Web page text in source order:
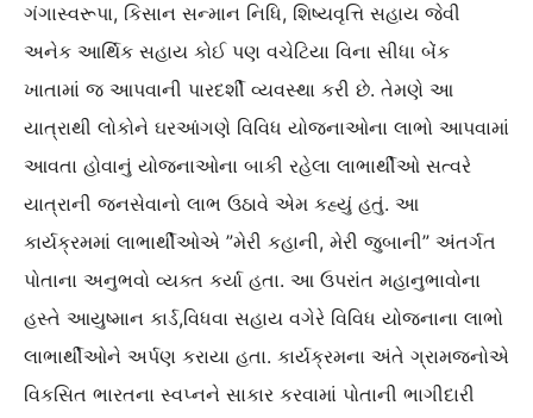
ગંગાસ્વરૂપા, કિસાન સન્માન નિધિ, શિષ્યવૃત્તિ સહાય જેવી
અનેક આર્થિક સહાય કોઈ પણ વચેટિયા વિના સીધા બેંક
ખાતામાં જ આપવાની પારદર્શી વ્યવસ્થા કરી છે. તેમણે આ
યાત્રાથી લોકોને ઘરઆંગણે વિવિધ યોજનાઓના લાભો આપવામાં
આવતા હોવાનું યોજનાઓના બાકી રહેલા લાભાર્થીઓ સત્વરે
યાત્રાની જનસેવાનો લાભ ઉઠાવે એમ કહ્યું હતું. આ
કાર્યક્રમમાં લાભાર્થીઓએ ”મેરી કહાની, મેરી જુબાની” અંતર્ગત
પોતાના અનુભવો વ્યક્ત કર્યા હતા. આ ઉપરાંત મહાનુભાવોના
હસ્તે આયુષ્માન કાર્ડ,વિધવા સહાય વગેરે વિવિધ યોજનાના લાભો
લાભાર્થીઓને અર્પણ કરાયા હતા. કાર્યક્રમના અંતે ગ્રામજનોએ
વિકસિત ભારતના સ્વપ્નને સાકાર કરવામાં પોતાની ભાગીદારી